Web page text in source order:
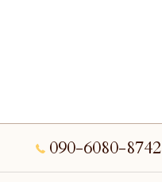
090-6080-8742